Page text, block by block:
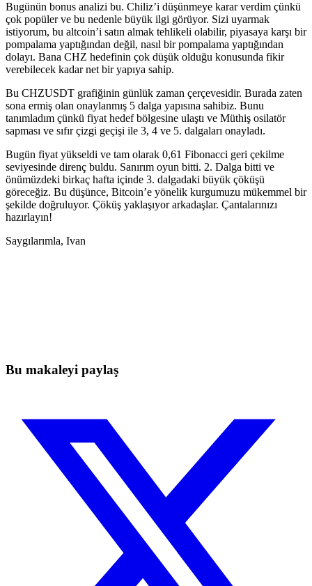
Bugünün bonus analizi bu. Chiliz’i düşünmeye karar verdim çünkü
çok popüler ve bu nedenle büyük ilgi görüyor. Sizi uyarmak
istiyorum, bu altcoin’i satın almak tehlikeli olabilir, piyasaya karşı bir
pompalama yaptığından değil, nasıl bir pompalama yaptığından
dolayı. Bana CHZ hedefinin çok düşük olduğu konusunda fikir
verebilecek kadar net bir yapıya sahip.
Bu CHZUSDT grafiğinin günlük zaman çerçevesidir. Burada zaten
sona ermiş olan onaylanmış 5 dalga yapısına sahibiz. Bunu
tanımladım çünkü fiyat hedef bölgesine ulaştı ve Müthiş osilatör
sapması ve sıfır çizgi geçişi ile 3, 4 ve 5. dalgaları onayladı.
Bugün fiyat yükseldi ve tam olarak 0,61 Fibonacci geri çekilme
seviyesinde direnç buldu. Sanırım oyun bitti. 2. Dalga bitti ve
önümüzdeki birkaç hafta içinde 3. dalgadaki büyük çöküşü
göreceğiz. Bu düşünce, Bitcoin’e yönelik kurgumuzu mükemmel bir
şekilde doğruluyor. Çöküş yaklaşıyor arkadaşlar. Çantalarınızı
hazırlayın!
Saygılarımla, Ivan
Bu makaleyi paylaş